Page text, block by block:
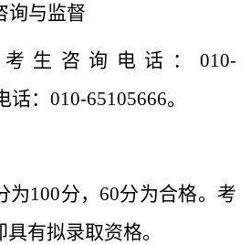
询与监督
生咨询电话：010-
：010-65105666。
为100分，60分为合格。考
有拟录取资格。